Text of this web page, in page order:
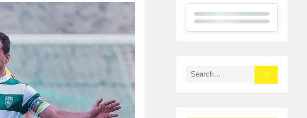
Search